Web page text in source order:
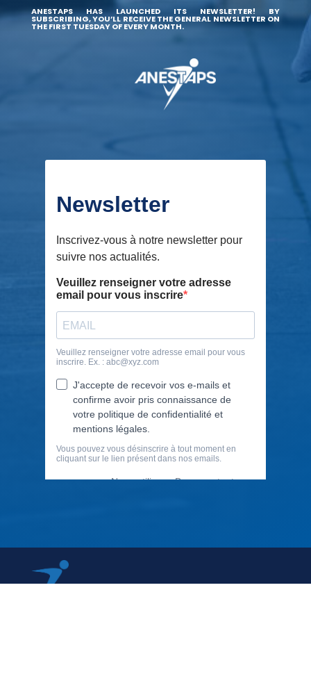
ANESTAPS HAS LAUNCHED ITS NEWSLETTER! BY
SUBSCRIBING, YOU’LL RECEIVE THE GENERAL NEWSLETTER ON
THE FIRST TUESDAY OF EVERY MONTH.